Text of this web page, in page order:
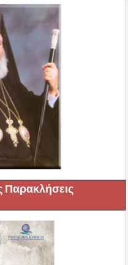
Παρακλήσεις